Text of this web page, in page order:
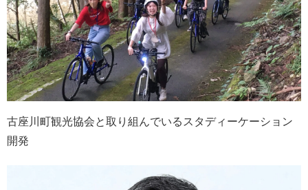
古座川町観光協会と取り組んでいるスタディーケーション
開発